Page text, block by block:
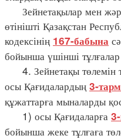
Зейнетақылар мен
өтінішті Қазақстан
кодексінің 167-бабына
бойынша үшінші тұлғалар
4. Зейнетақы төлемін
осы Қағидалардың 3-
құжаттарға мыналарды
1) осы Қағидаларға
бойынша жеке тұлғаға